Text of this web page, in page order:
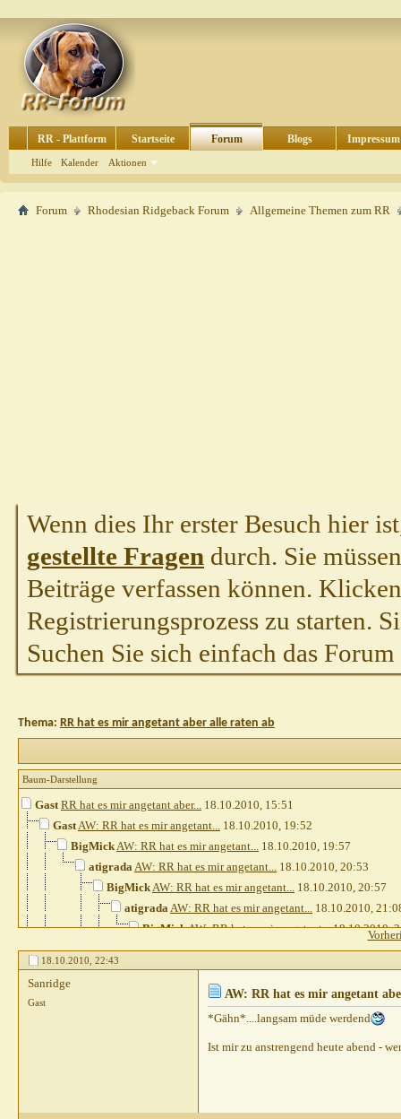
RR - Plattform Startseite Forum
Hilfe Kalender Aktionen
Blogs Impressum
Forum Rhodesian Ridgeback Forum Allgemeine Themen zum RR
Wenn dies Ihr erster Besuch hier
gestellte Fragen durch. Sie
Beiträge verfassen können.
Registrierungsprozess zu starten.
Suchen Sie sich einfach das
Thema: RR hat es mir angetant aber alle raten ab
Baum-Darstellung
Gast RR hat es mir angetant aber... 18.10.2010, 15:51
GastAW: RR hat es mir angetant... 18.10.2010, 19:52
BigMickAW: RR hat es mir angetant... 18.10.2010, 19:57
atigradaAW: RR hat es mir angetant... 18.10.2010, 20:53
BigMickAW: RR hat es mir angetant... 18.10.2010, 20:57
atigradaAW: RR hat es mir angetant... 18.10.2010,
BigMickAW: RR hat es mir angetant...18.10.2010,
phoenixxAW: RR hat es mir angetant...
HeinsAW: RR hat es mir angetant...
pete23021972 AW: RR hat es mir
GastAW: RR hat es mir angetant...
Divus07AW: RR hat es mir
HeinsAW: RR hat es mir
18.10.2010, 22:43
Sanridge
Gast
AW: RR hat es mir angetant
*Gähn*....langsam müde werdend
Ist mir zu anstrengend heute abend -